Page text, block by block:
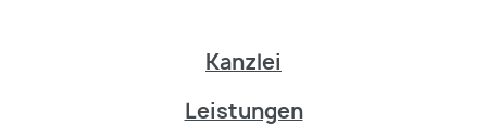
Kanzlei
Leistungen